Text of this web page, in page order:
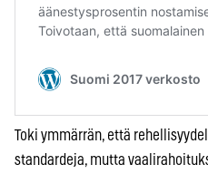
Toki ymmärrän, että
standardeja, mutta